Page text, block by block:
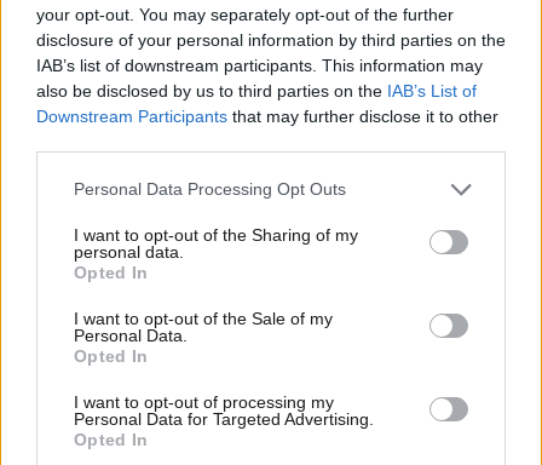
your opt-out. You may separately opt-out of the further
disclosure of your personal information by third parties on the
IAB’s list of downstream participants. This information may
also be disclosed by us to third parties on the IAB’s List of
Downstream Participants that may further disclose it to other
Please note that this website/app uses one or more Google
not limited to your visit or usage behaviour. You may click to
grant or deny consent to Google and its third-party tags to
use your data for below specified purposes in below Google
consent section.
Personal Data Processing Opt Outs
I want to opt-out of the Sharing of my
personal data.
Opted In
I want to opt-out of the Sale of my
Personal Data.
Opted In
I want to opt-out of processing my
Personal Data for Targeted Advertising.
Opted In
ΕΟΔΥ: 35 νέοι θάνατοι ασθενών με κορονοϊό, 788
εισαγωγές και 17 διασωληνωμένοι την τελευταία
εβδομάδα